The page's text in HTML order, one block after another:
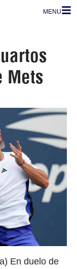
MENU
Mets
En duelo de